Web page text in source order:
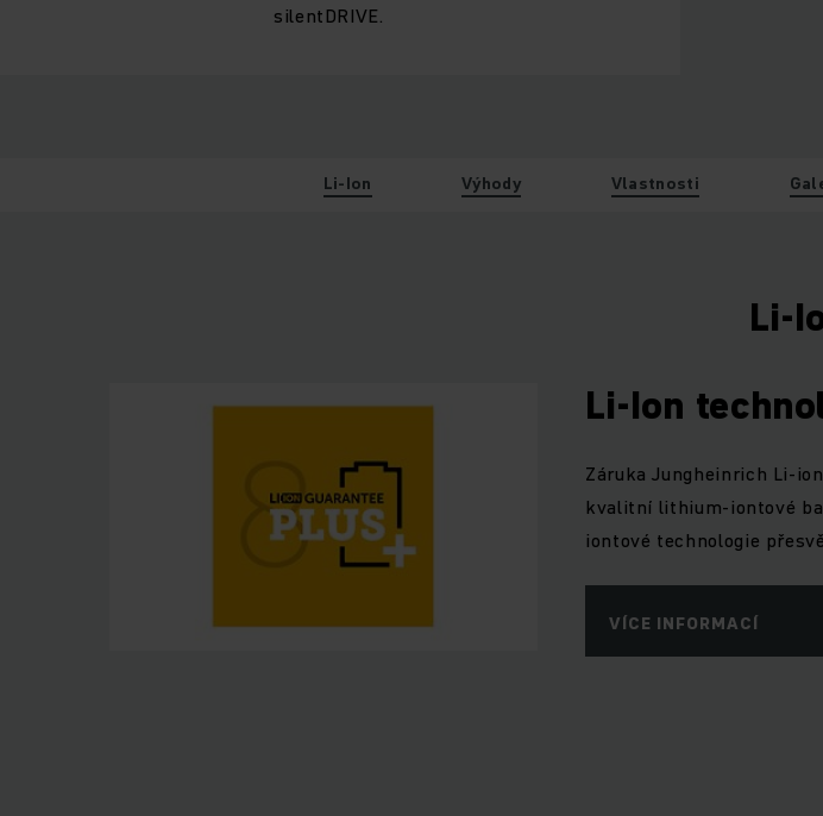
silentDRIVE.
Li-Ion Výhody Vlastnosti
Li-
Li-Ion
Záruka Jungheinrich Li-
kvalitní lithium-iontové
iontové technologie
VÍCE INFORMACÍ